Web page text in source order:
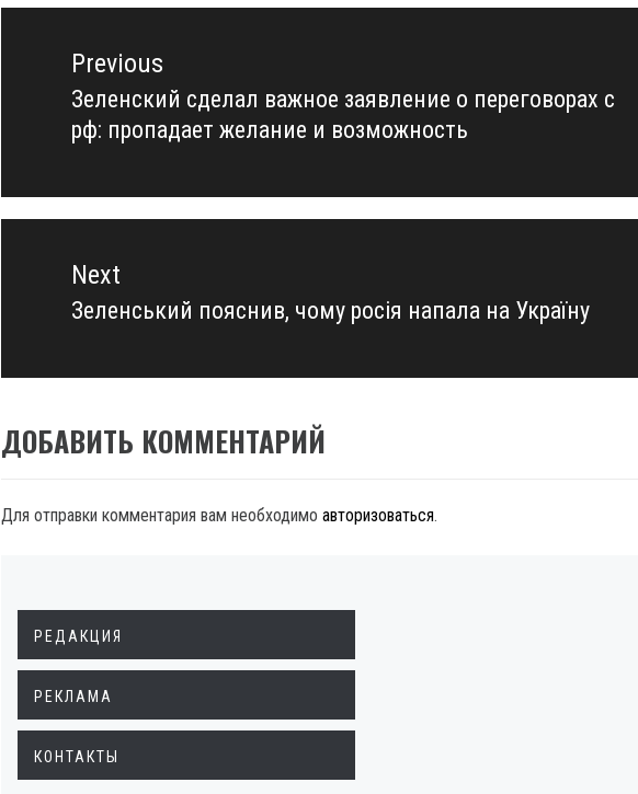
Навигация
записямPrevious
Previous
post:
Зеленский сделал важное заявление о переговорах с
рф: пропадает желание и возможность
Next
Next
Зеленський пояснив, чому росія напала на Україну
ДОБАВИТЬ КОММЕНТАРИЙ
Для отправки комментария вам необходимо авторизоваться.
РЕДАКЦИЯ
РЕКЛАМА
КОНТАКТЫ